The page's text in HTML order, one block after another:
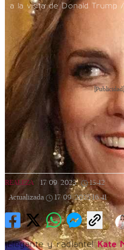
a la visita de Donald Trump
[Publicidad]
REALEZA 17/09/2025 | 15:42
Actualizada
17/09/2025 16:41
¡Elegante y radiante!Kate